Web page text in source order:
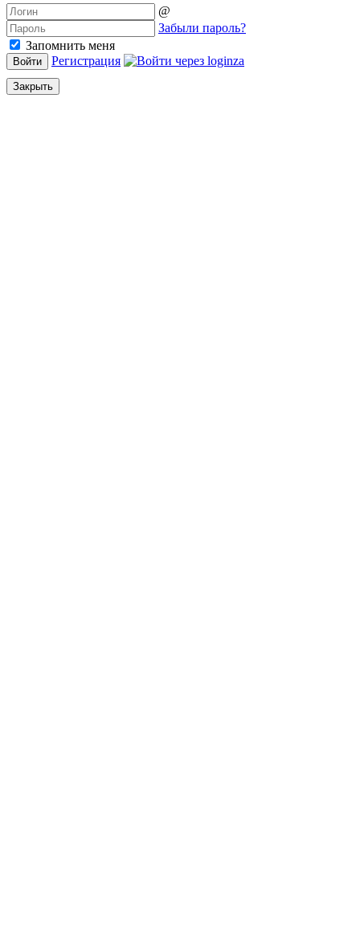
@
Забыли пароль?
Запомнить меня
Войти Регистрация
Закрыть